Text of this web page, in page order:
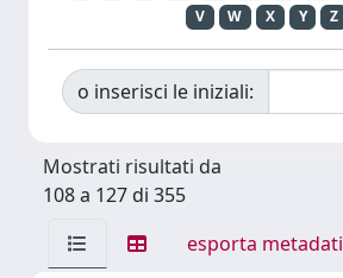
V
W X Y Z
o inserisci le iniziali:
Mostrati risultati da
108 a 127 di 355
esporta metadati